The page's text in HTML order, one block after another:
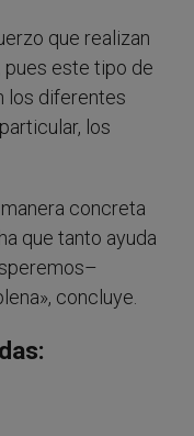
que realizan
pues este tipo de
los diferentes
los
concreta
que tanto ayuda
concluye.